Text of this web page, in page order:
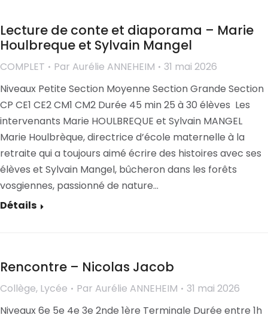
Lecture de conte et diaporama – Marie
Houlbreque et Sylvain Mangel
COMPLET Par Aurélie ANNEHEIM
31 mai 2026
Niveaux Petite Section Moyenne Section Grande Section
CP CE1 CE2 CM1 CM2 Durée 45 min 25 à 30 élèves Les
intervenants Marie HOULBREQUE et Sylvain MANGEL
Marie Houlbrèque, directrice d’école maternelle à la
retraite qui a toujours aimé écrire des histoires avec ses
élèves et Sylvain Mangel, bûcheron dans les forêts
vosgiennes, passionné de nature…
Détails
Rencontre – Nicolas Jacob
Collège, Lycée Par Aurélie ANNEHEIM
31 mai 2026
Niveaux 6e 5e 4e 3e 2nde 1ère Terminale Durée entre 1h